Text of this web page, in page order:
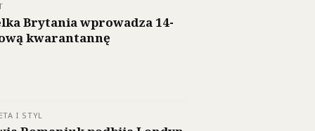
Brytania wprowadza 14-
kwarantannę
I STYL